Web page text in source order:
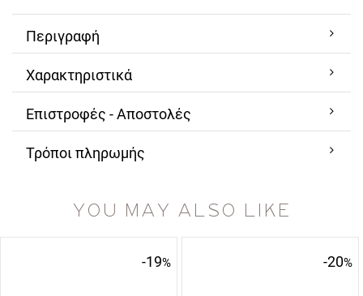
Περιγραφή
Χαρακτηριστικά
Επιστροφές - Αποστολές
Τρόποι πληρωμής
YOU MAY ALSO LIKE
-19% -20%